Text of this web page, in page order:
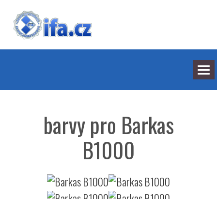
BARVY
SEDMILHÁŘI
ARCHIV
KONTAKT
barvy pro Barkas
B1000